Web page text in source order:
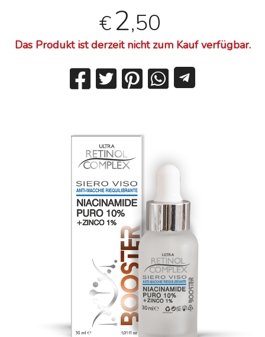
€2,50
Das Produkt ist derzeit nicht zum Kauf verfügbar.